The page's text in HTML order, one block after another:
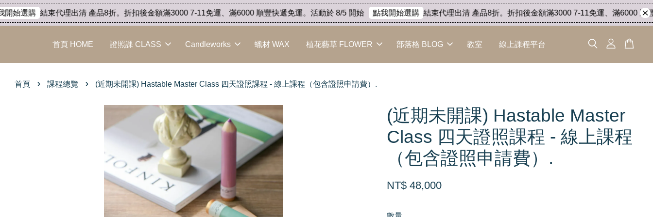
選購 結束代理出清 產品8折。折扣後金額滿3000 7-11免運、滿6000 順豐快遞免運。活動於 8/5 開始 點我開始選購 結束代理出清 產品8折。折扣後金額滿3000 7-11免運、滿6000 順豐快
首頁 HOME 證照課 CLASS Candleworks 蠟材 WAX 植花藝草 FLOWER 部落格 BLOG 教室 線上課程平台
首頁 › 課程總覽 › (近期未開課) Hastable Master Class 四天證照課程 - 線上課程（包含證照申請費）.
(近期未開課) Hastable Master
Class 四天證照課程 - 線上課程
（包含證照申請費）.
NT$ 48,000